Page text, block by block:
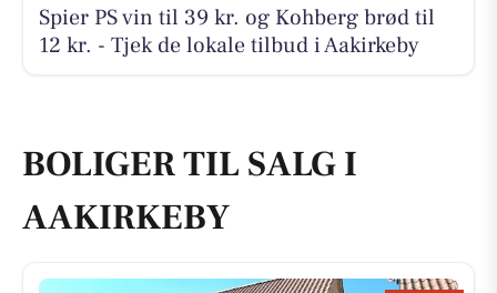
Spier PS vin til 39 kr. og Kohberg brød til
12 kr. - Tjek de lokale tilbud i Aakirkeby
BOLIGER TIL SALG I
AAKIRKEBY